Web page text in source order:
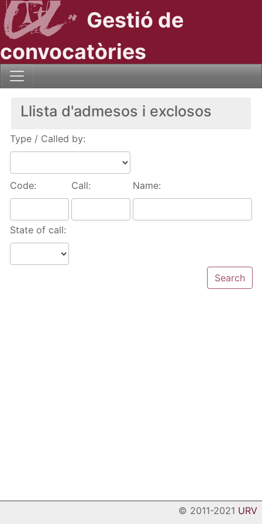
Gestió de
convocatòries
Llista d'admesos i exclosos
Type / Called by:
Code: Call: Name:
State of call:
© 2011-2021 URV